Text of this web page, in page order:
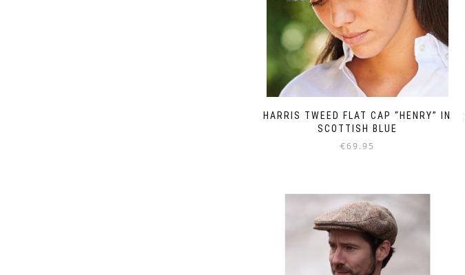
HARRIS TWEED FLAT CAP “HENRY” IN
SCOTTISH BLUE
€69.95
heeft
meerdere
variaties.
Deze
optie
kan